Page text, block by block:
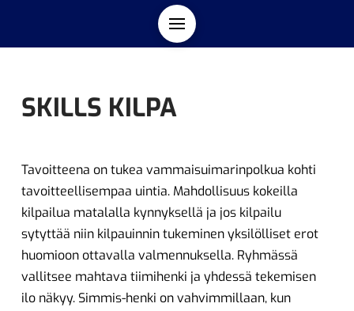
SKILLS KILPA
Tavoitteena on tukea vammaisuimarinpolkua kohti
tavoitteellisempaa uintia. Mahdollisuus kokeilla
kilpailua matalalla kynnyksellä ja jos kilpailu
sytyttää niin kilpauinnin tukeminen yksilölliset erot
huomioon ottavalla valmennuksella. Ryhmässä
vallitsee mahtava tiimihenki ja yhdessä tekemisen
ilo näkyy. Simmis-henki on vahvimmillaan, kun